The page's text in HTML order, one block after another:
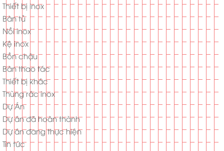
Thiết bị inox
Bàn tủ
Nồi inox
Kệ inox
Bồn chậu
Bàn thao tác
Thiết bị khác
Thùng rác inox
Dự Án
Dự án đã hoàn thành
Dự án đang thực hiện
Tin tức